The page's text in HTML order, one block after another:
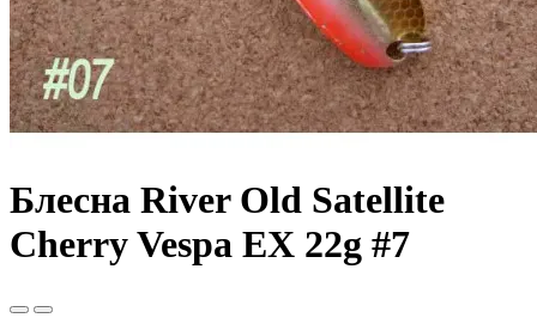
Блесна River Old Satellite
Cherry Vespa EX 22g #7